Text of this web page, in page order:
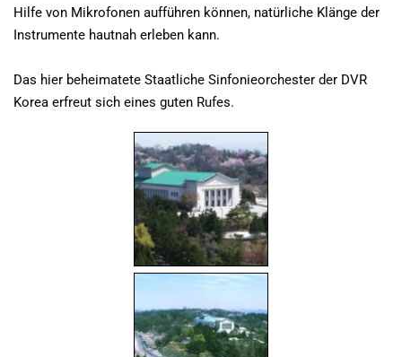
Hilfe von Mikrofonen aufführen können, natürliche Klänge der
Instrumente hautnah erleben kann.
Das hier beheimatete Staatliche Sinfonieorchester der DVR
Korea erfreut sich eines guten Rufes.